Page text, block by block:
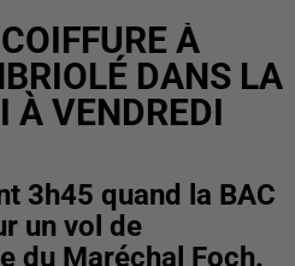
À
DANS LA
À VENDREDI
3h45 quand la BAC
un vol de
du Maréchal Foch.